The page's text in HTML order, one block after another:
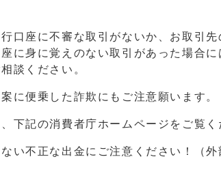
口座に不審な取引がないか、お取引
に身に覚えのない取引があった場合
談ください。
に便乗した詐欺にもご注意願います
下記の消費者庁ホームページをご覧く
い不正な出金にご注意ください！（外